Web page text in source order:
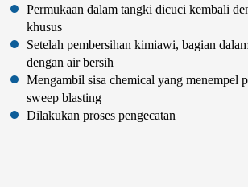
Permukaan dalam tangki dicuci kembali
khusus
Setelah pembersihan kimiawi, bagian
dengan air bersih
Mengambil sisa chemical yang menempel
sweep blasting
Dilakukan proses pengecatan